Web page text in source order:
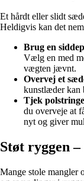
Et hårdt eller slidt
Heldigvis kan det
Brug en
Vælg en med
vægten jævnt.
Overvej et
kunstlæder kan
Tjek
du overveje at
nyt og giver
Støt ryggen
Mange stole mangler